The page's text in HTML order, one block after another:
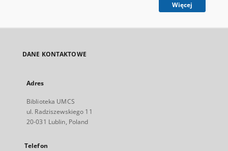
Więcej
DANE KONTAKTOWE
Adres
Biblioteka UMCS
ul. Radziszewskiego 11
20-031 Lublin, Poland
Telefon